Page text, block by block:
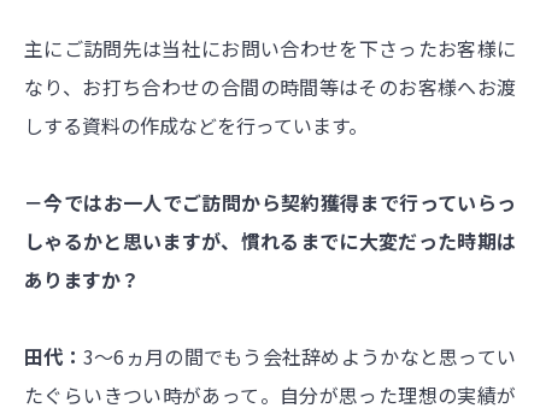
主にご訪問先は当社にお問い合わせを下さったお客様に
なり、お打ち合わせの合間の時間等はそのお客様へお渡
しする資料の作成などを行っています。
－今ではお一人でご訪問から契約獲得まで行っていらっ
しゃるかと思いますが、慣れるまでに大変だった時期は
ありますか？
田代： 3～6ヵ月の間でもう会社辞めようかなと思ってい
たぐらいきつい時があって。自分が思った理想の実績が